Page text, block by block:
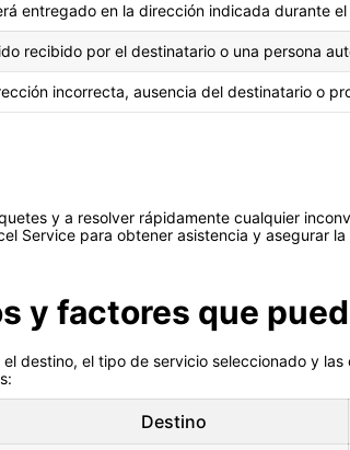
entregado en la dirección indicada durante el
recibido por el destinatario o una persona
incorrecta, ausencia del destinatario o
y a resolver rápidamente cualquier
Service para obtener asistencia y asegurar
y factores que
destino, el tipo de servicio seleccionado y
Destino